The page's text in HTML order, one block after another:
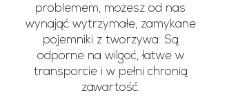
problemem, możesz od nas
wynająć wytrzymałe, zamykane
pojemniki z tworzywa. Są
odporne na wilgoć, łatwe w
transporcie i w pełni chronią
zawartość.